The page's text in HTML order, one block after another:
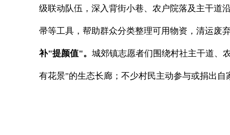
级联动队伍，深入背街小巷、农户院落及主干道
帚等工具，帮助群众分类整理可用物资，清运废
补"提颜值"。 城郊镇志愿者们围绕村社主干道、
有花景"的生态长廊；不少村民主动参与或捐出